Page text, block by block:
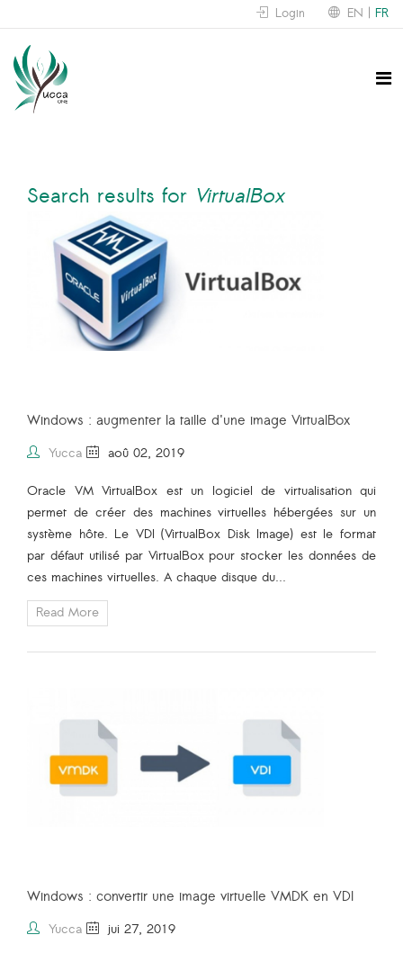
Login EN FR
Search results for VirtualBox
Windows : augmenter la taille d'une image VirtualBox
Yucca aoû 02, 2019
Oracle VM VirtualBox est un logiciel de virtualisation qui
permet de créer des machines virtuelles hébergées sur un
système hôte. Le VDI(VirtualBox Disk Image) est le format
par défaut utilisé par VirtualBox pour stocker les données de
ces machines virtuelles. A chaque disque du...
Read More
Windows : convertir une image virtuelle VMDK en VDI
Yucca jui 27, 2019